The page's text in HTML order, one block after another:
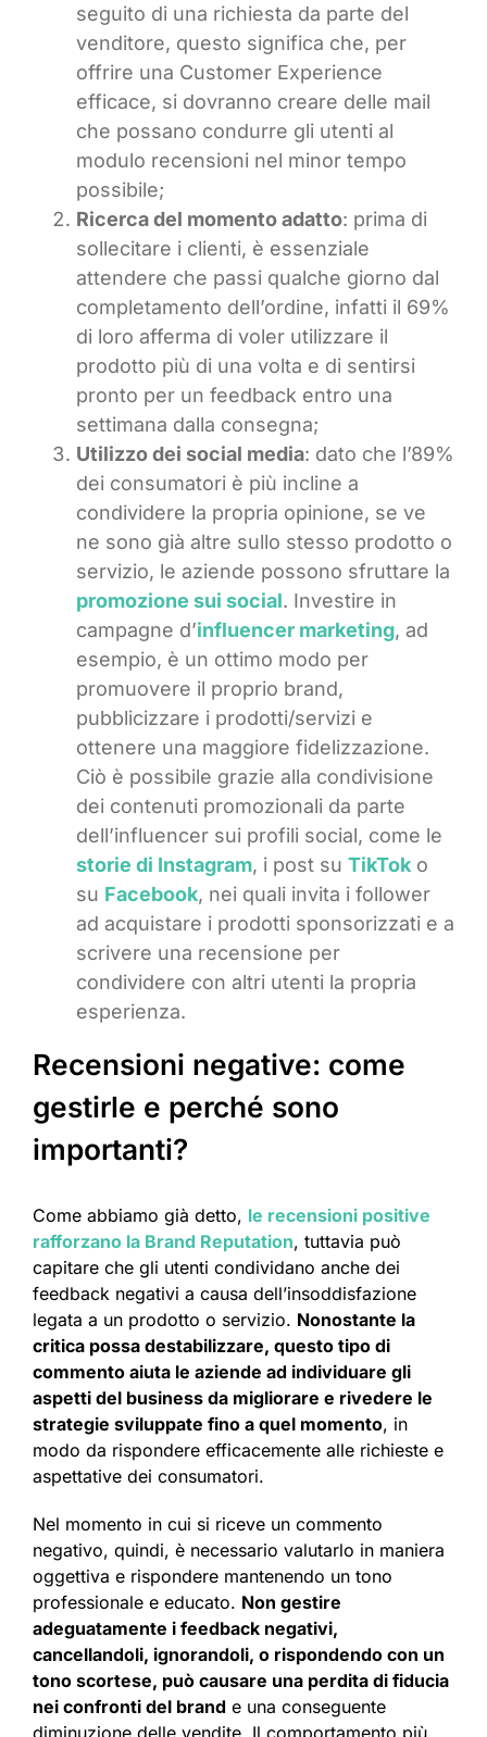
seguito di una richiesta da parte del
venditore, questo significa che, per
offrire una Customer Experience
efficace, si dovranno creare delle mail
che possano condurre gli utenti al
modulo recensioni nel minor tempo
possibile;
Ricerca del momento adatto: prima di
sollecitare i clienti, è essenziale
attendere che passi qualche giorno dal
completamento dell’ordine, infatti il 69%
di loro afferma di voler utilizzare il
prodotto più di una volta e di sentirsi
pronto per un feedback entro una
settimana dalla consegna;
Utilizzo dei social media: dato che l’89%
dei consumatori è più incline a
condividere la propria opinione, se ve
ne sono già altre sullo stesso prodotto o
servizio, le aziende possono sfruttare la
promozione sui social. Investire in
campagne d’influencer marketing, ad
esempio, è un ottimo modo per
promuovere il proprio brand,
pubblicizzare i prodotti/servizi e
ottenere una maggiore fidelizzazione.
Ciò è possibile grazie alla condivisione
dei contenuti promozionali da parte
dell’influencer sui profili social, come le
storie di Instagram, i post su TikTok o
su Facebook, nei quali invita i follower
ad acquistare i prodotti sponsorizzati e a
scrivere una recensione per
condividere con altri utenti la propria
esperienza.
Recensioni negative: come
gestirle e perché sono
importanti?
Come abbiamo già detto, le recensioni positive
rafforzano la Brand Reputation, tuttavia può
capitare che gli utenti condividano anche dei
feedback negativi a causa dell’insoddisfazione
legata a un prodotto o servizio. Nonostante la
critica possa destabilizzare, questo tipo di
commento aiuta le aziende ad individuare gli
aspetti del business da migliorare e rivedere le
strategie sviluppate fino a quel momento, in
modo da rispondere efficacemente alle richieste e
aspettative dei consumatori.
Nel momento in cui si riceve un commento
negativo, quindi, è necessario valutarlo in maniera
oggettiva e rispondere mantenendo un tono
professionale e educato. Non gestire
adeguatamente i feedback negativi,
cancellandoli, ignorandoli, o rispondendo con un
tono scortese, può causare una perdita di fiducia
nei confronti del brand e una conseguente
diminuzione delle vendite. Il comportamento più